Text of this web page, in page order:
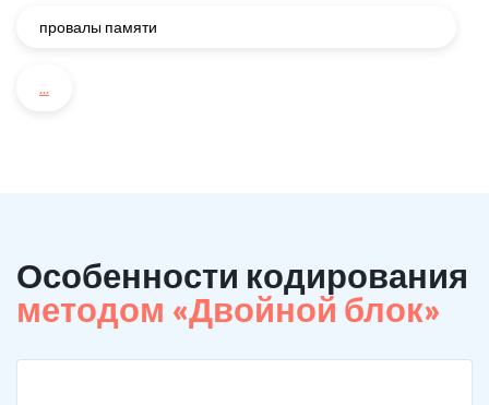
провалы памяти
...
Особенности кодирования
методом «Двойной блок»